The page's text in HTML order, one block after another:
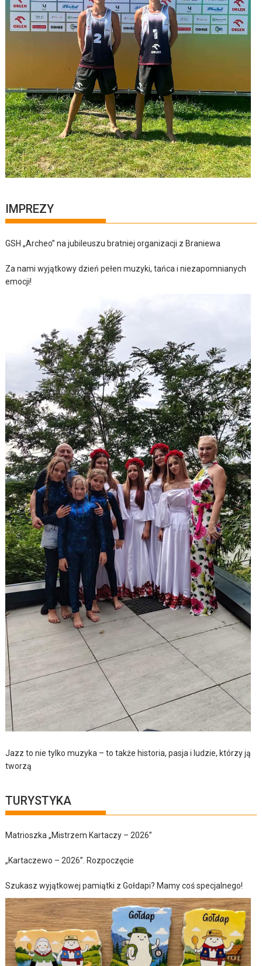
IMPREZY
GSH „Archeo” na jubileuszu bratniej organizacji z Braniewa
Za nami wyjątkowy dzień pełen muzyki, tańca i niezapomnianych
emocji!
Jazz to nie tylko muzyka – to także historia, pasja i ludzie, którzy ją
tworzą
TURYSTYKA
Matrioszka „Mistrzem Kartaczy – 2026”
„Kartaczewo – 2026”. Rozpoczęcie
Szukasz wyjątkowej pamiątki z Gołdapi? Mamy coś specjalnego!